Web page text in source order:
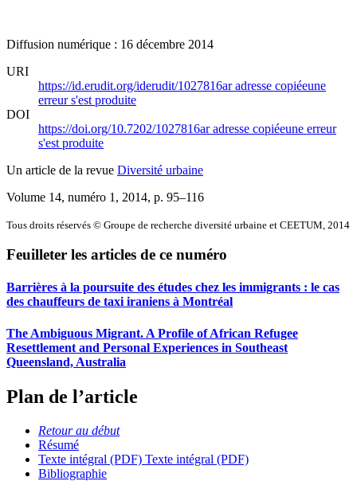
Diffusion numérique : 16 décembre 2014
URI
https://id.erudit.org/iderudit/1027816aradresse copiéeune
erreur s'est produite
DOI
https://doi.org/10.7202/1027816aradresse copiéeune erreur
s'est produite
Un article de la revue Diversité urbaine
Volume 14, numéro 1, 2014, p. 95–116
Tous droits réservés © Groupe de recherche diversité urbaine et CEETUM, 2014
Feuilleter les articles de ce numéro
Barrières à la poursuite des études chez les immigrants : le cas
des chauffeurs de taxi iraniens à Montréal
The Ambiguous Migrant. A Profile of African Refugee
Resettlement and Personal Experiences in Southeast
Queensland, Australia
Plan de l’article
Retour au début
Résumé
Texte intégral (PDF) Texte intégral (PDF)
Bibliographie